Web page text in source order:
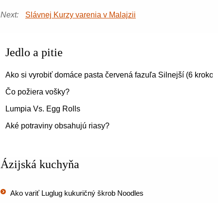
Next: Slávnej Kurzy varenia v Malajzii
Jedlo a pitie
Ako si vyrobiť domáce pasta červená fazuľa Silnejší (6
Čo požiera vošky?
Lumpia Vs. Egg Rolls
Aké potraviny obsahujú riasy?
Ázijská kuchyňa
Ako variť Luglug kukuričný škrob Noodles